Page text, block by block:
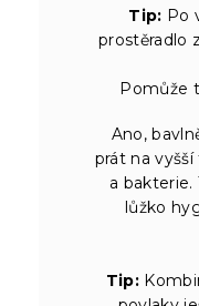
Tip: Po
prostěradlo
Pomůže
Ano,
prát na
a bakterie.
lůžko
Tip: